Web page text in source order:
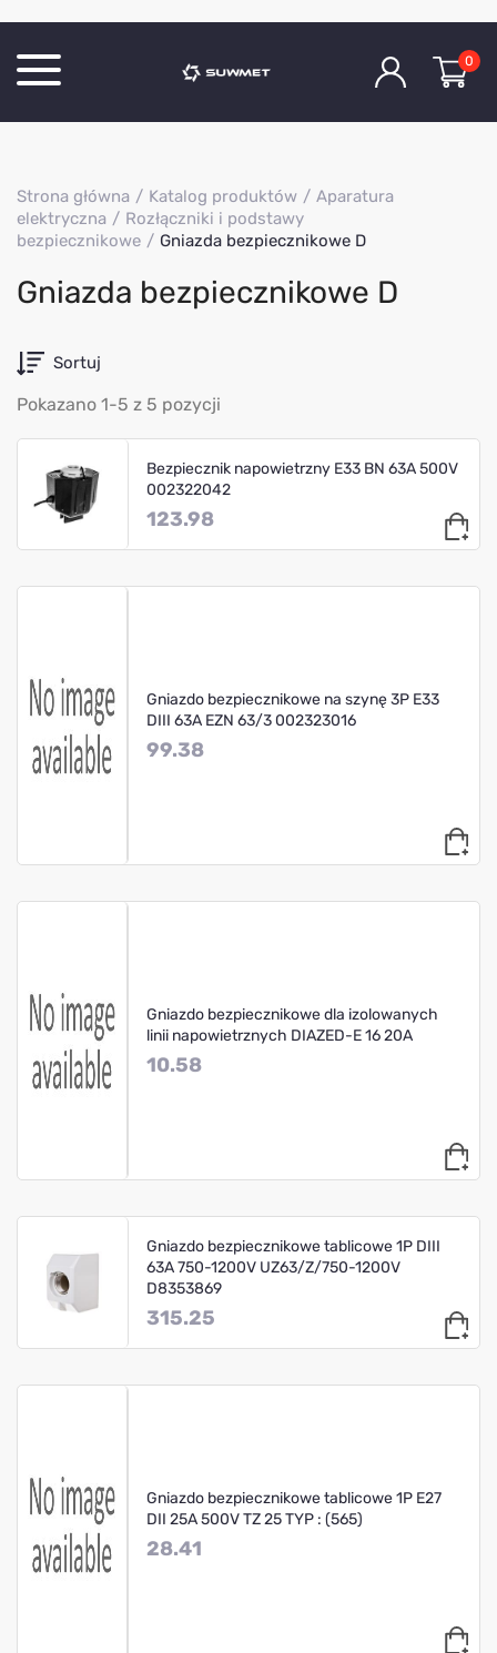
O Firmie
Aktualności
Kontakt
0
Strona główna Katalog produktów
Aparatura
elektryczna
Rozłączniki i podstawy
bezpiecznikowe
Gniazda bezpiecznikowe D
Gniazda bezpiecznikowe D
Sortuj
Pokazano 1-5 z 5 pozycji
Bezpiecznik napowietrzny E33 BN 63A 500V
002322042
123.98
Gniazdo bezpiecznikowe na szynę 3P E33
DIII 63A EZN 63/3 002323016
99.38
Gniazdo bezpiecznikowe dla izolowanych
linii napowietrznych DIAZED-E 16 20A
10.58
Gniazdo bezpiecznikowe tablicowe 1P DIII
63A 750-1200V UZ63/Z/750-1200V
D8353869
315.25
Gniazdo bezpiecznikowe tablicowe 1P E27
DII 25A 500V TZ 25 TYP : (565)
28.41